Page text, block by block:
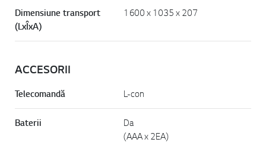
Dimensiune transport
(LxÎxA)
1600 x 1035 x 207
ACCESORII
Telecomandă L-con
Baterii
Da
(AAA x 2EA)